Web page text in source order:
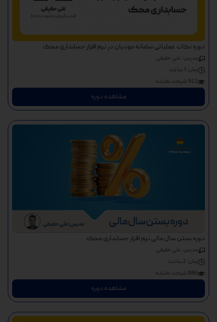
دوره نکات عملیاتی سامانه مودیان در نرم افزار حسابداری محک
مدرس: علی حقیقی
زمان: 1 ساعت
922 شرکت کننده
مشاهده دوره
دوره بستن سال مالی نرم افزار حسابداری محک
مدرس: علی حقیقی
زمان: 2 ساعت
886 شرکت کننده
مشاهده دوره